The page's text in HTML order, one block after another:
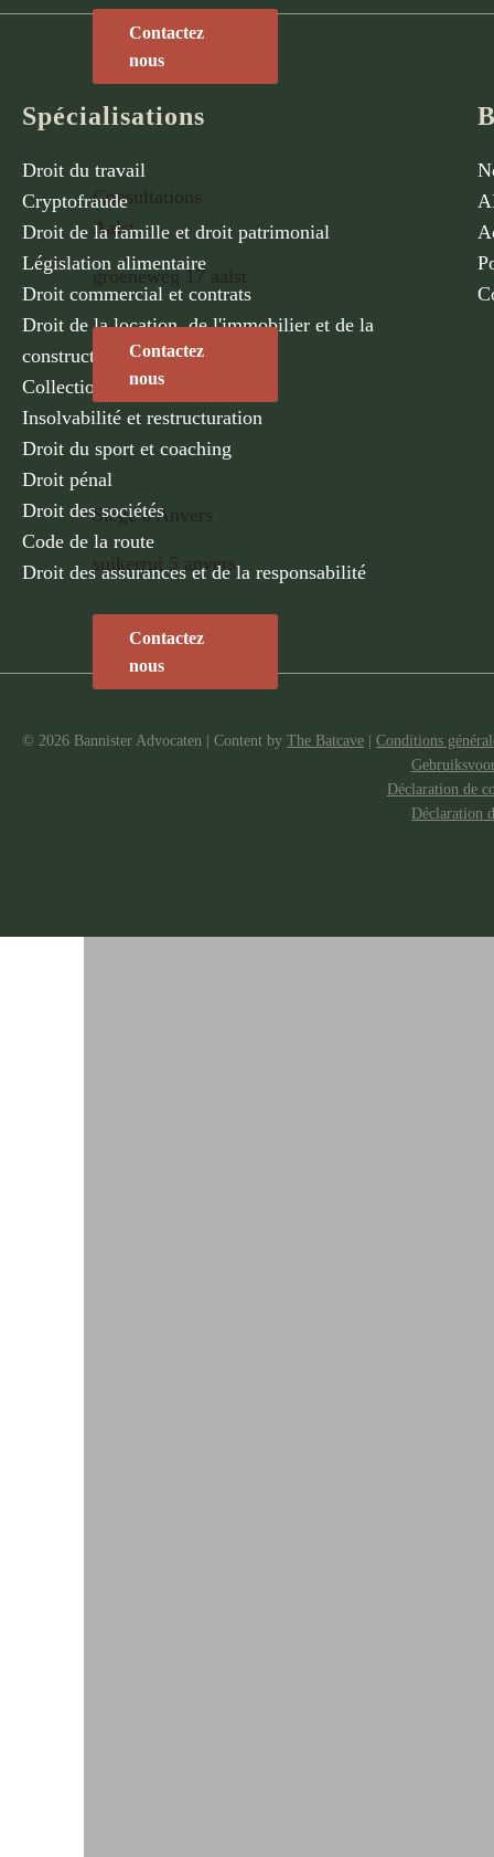
Contactez
nous
Consultations
Aalst
groeneweg 17 aalst
Contactez
nous
Siège à Anvers
suikerrui 5 anvers
Contactez
nous
Spécialisations
Droit du travail
Cryptofraude
Droit de la famille et droit patrimonial
Législation alimentaire
Droit commercial et contrats
Droit de la location, de l'immobilier et de la
construction
Collection
Insolvabilité et restructuration
Droit du sport et coaching
Droit pénal
Droit des sociétés
Code de la route
Droit des assurances et de la responsabilité
© 2026 Bannister Advocaten Content by The Batcave
Conditions
Déclaration de
Déclaration